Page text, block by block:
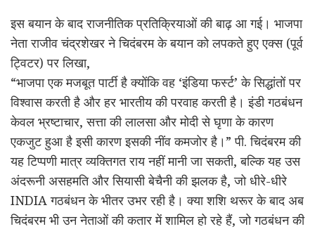
इस बयान के बाद राजनीतिक प्रतिक्रियाओं की बाढ़ आ गई। भाजपा
नेता राजीव चंद्रशेखर ने चिदंबरम के बयान को लपकते हुए एक्स (पूर्व
ट्विटर) पर लिखा,
“भाजपा एक मजबूत पार्टी है क्योंकि वह ‘इंडिया फर्स्ट’ के सिद्धांतों पर
विश्वास करती है और हर भारतीय की परवाह करती है। इंडी गठबंधन
केवल भ्रष्टाचार, सत्ता की लालसा और मोदी से घृणा के कारण
एकजुट हुआ है इसी कारण इसकी नींव कमजोर है।” पी. चिदंबरम की
यह टिप्पणी मात्र व्यक्तिगत राय नहीं मानी जा सकती, बल्कि यह उस
अंदरूनी असहमति और सियासी बेचैनी की झलक है, जो धीरे-धीरे
INDIA गठबंधन के भीतर उभर रही है। क्या शशि थरूर के बाद अब
चिदंबरम भी उन नेताओं की कतार में शामिल हो रहे हैं, जो गठबंधन की